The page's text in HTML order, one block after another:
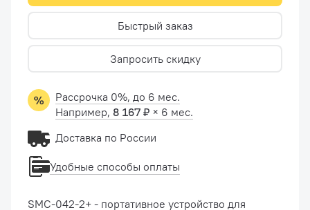
SMC-042-2+ - портативное устройство для
Быстрый заказ
Запросить скидку
Рассрочка 0%, до 6 мес.
Например, 8 167 ₽ × 6 мес.
Доставка по России
Удобные способы оплаты